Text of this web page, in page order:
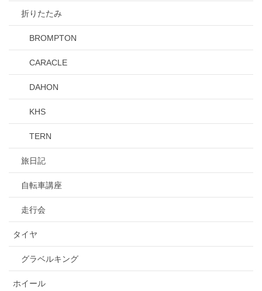
折りたたみ
BROMPTON
CARACLE
DAHON
KHS
TERN
旅日記
自転車講座
走行会
タイヤ
グラベルキング
ホイール